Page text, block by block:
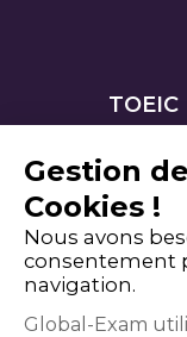
TOEIC
Gestion
Cookies !
Nous avons
consentement
navigation.
Global-Exam